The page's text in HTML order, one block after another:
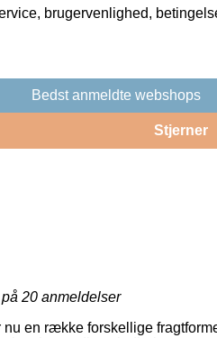
brugervenlighed,
Bedst anmeldte webshops
Stjerner
20 anmeldelser
en række forskellige